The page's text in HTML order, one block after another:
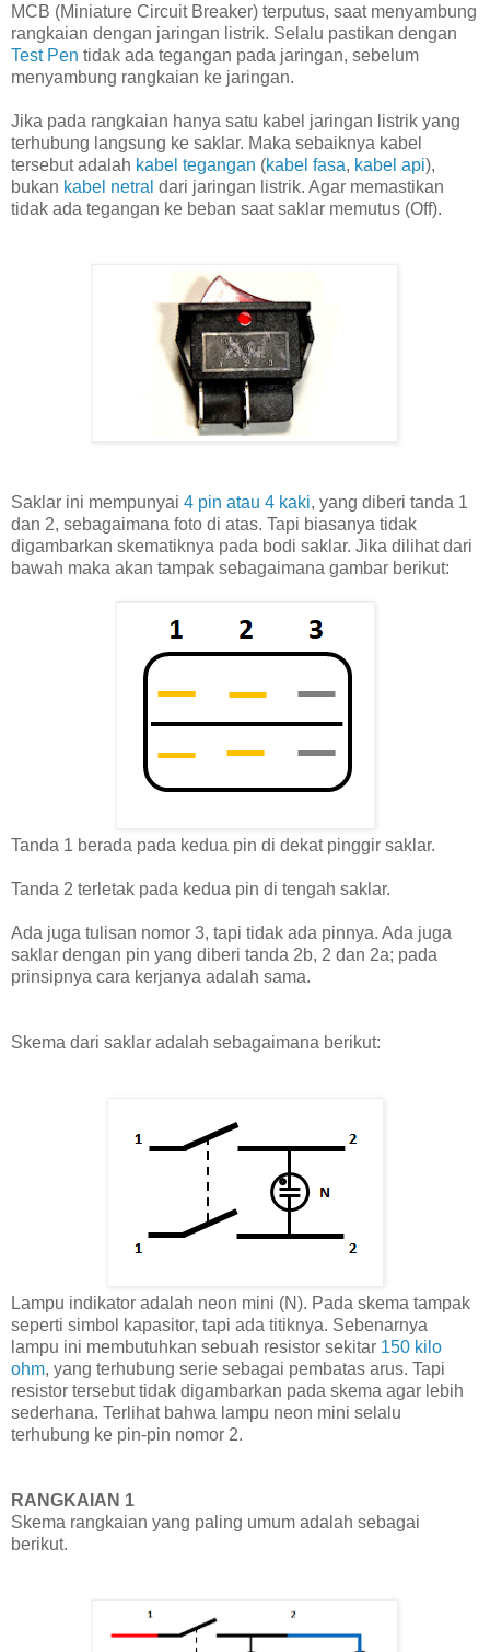
MCB (Miniature Circuit Breaker) terputus, saat menyambung
rangkaian dengan jaringan listrik. Selalu pastikan dengan
Test Pen tidak ada tegangan pada jaringan, sebelum
menyambung rangkaian ke jaringan.
Jika pada rangkaian hanya satu kabel jaringan listrik yang
terhubung langsung ke saklar. Maka sebaiknya kabel
tersebut adalah kabel tegangan (kabel fasa, kabel api),
bukan kabel netral dari jaringan listrik. Agar memastikan
tidak ada tegangan ke beban saat saklar memutus (Off).
Saklar ini mempunyai 4 pin atau 4 kaki, yang diberi tanda 1
dan 2, sebagaimana foto di atas. Tapi biasanya tidak
digambarkan skematiknya pada bodi saklar. Jika dilihat dari
bawah maka akan tampak sebagaimana gambar berikut:
Tanda 1 berada pada kedua pin di dekat pinggir saklar.
Tanda 2 terletak pada kedua pin di tengah saklar.
Ada juga tulisan nomor 3, tapi tidak ada pinnya. Ada juga
saklar dengan pin yang diberi tanda 2b, 2 dan 2a; pada
prinsipnya cara kerjanya adalah sama.
Skema dari saklar adalah sebagaimana berikut:
Lampu indikator adalah neon mini (N). Pada skema tampak
seperti simbol kapasitor, tapi ada titiknya. Sebenarnya
lampu ini membutuhkan sebuah resistor sekitar 150 kilo
ohm, yang terhubung serie sebagai pembatas arus. Tapi
resistor tersebut tidak digambarkan pada skema agar lebih
sederhana. Terlihat bahwa lampu neon mini selalu
terhubung ke pin-pin nomor 2.
RANGKAIAN 1
Skema rangkaian yang paling umum adalah sebagai
berikut.